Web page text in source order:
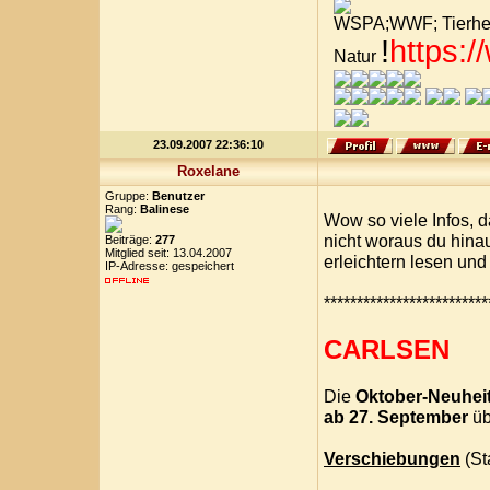
WSPA;WWF;
Natur !
23.09.2007 22:36:10
Roxelane
Gruppe: Benutzer
Rang: Balinese
Beiträge: 277
Mitglied seit: 13.04.2007
IP-Adresse: gespeichert
Wow so viele Infos,
nicht woraus du
erleichtern lesen
CARLSEN
Die Oktober-
ab 27. September
Verschiebungen